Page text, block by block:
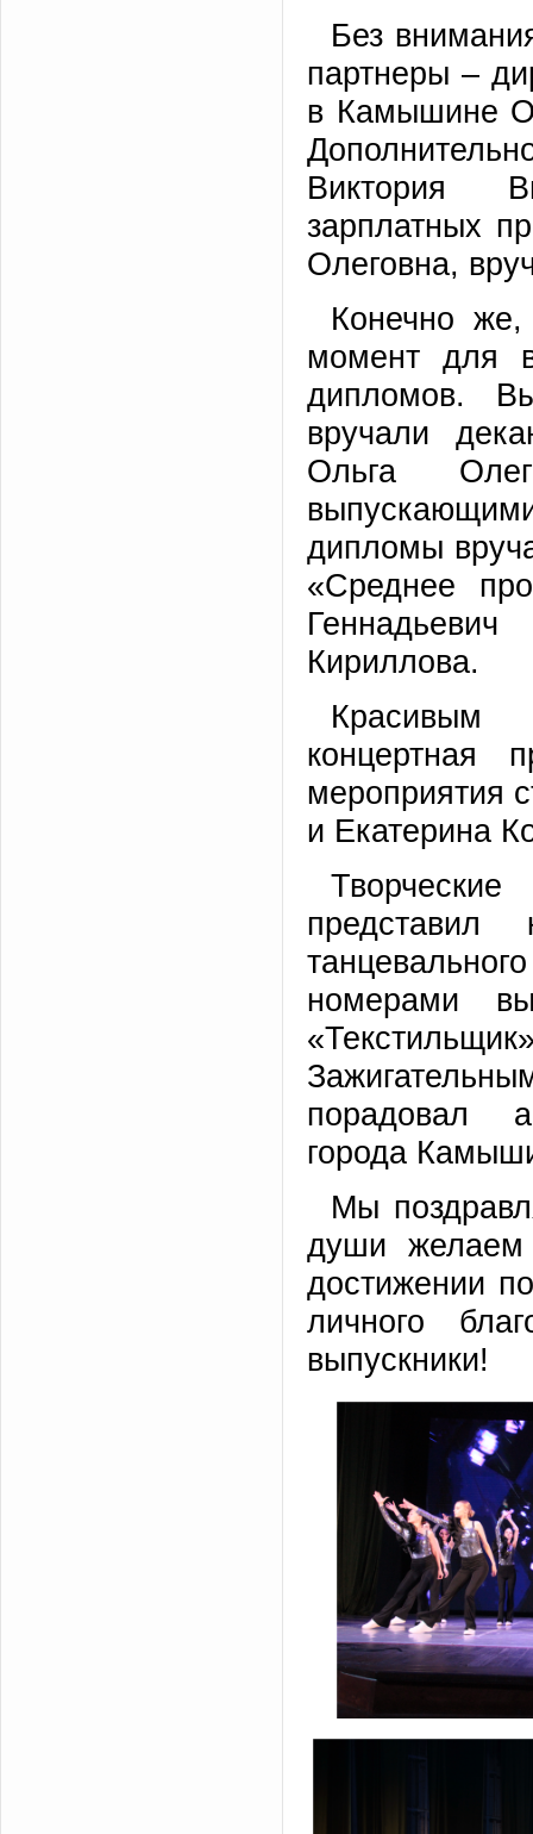
Без
партнеры –
в Камышине
Виктория
зарплатных
Олеговна,
Конечно
момент для
дипломов.
вручали
Ольга
дипломы
«Среднее
Кириллова.
Красивым
концертная
мероприятия
и Екатерина
представил
номерами
порадовал
города
Мы
души желаем
достижении
личного
выпускники!